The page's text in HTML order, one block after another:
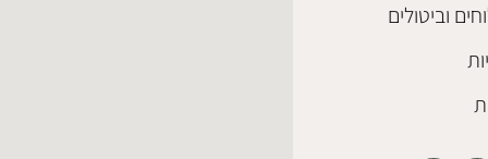
וביטולים